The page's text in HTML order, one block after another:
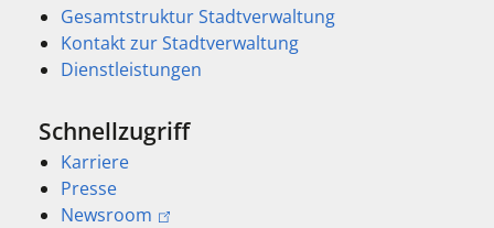
Gesamtstruktur Stadtverwaltung
Kontakt zur Stadtverwaltung
Dienstleistungen
Schnellzugriff
Karriere
Presse
Newsroom